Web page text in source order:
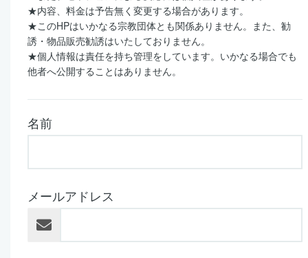
★内容、料金は予告無く変更する場合があります。
★このHPはいかなる宗教団体とも関係ありません。また、勧
誘・物品販売勧誘はいたしておりません。
★個人情報は責任を持ち管理をしています。いかなる場合でも
他者へ公開することはありません。
名前
メールアドレス